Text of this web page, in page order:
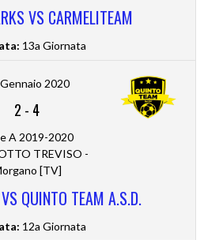
VS CARMELITEAM
13a Giornata
2020
2 - 4
A 2019-2020
TREVISO -
[TV]
QUINTO TEAM A.S.D.
12a Giornata